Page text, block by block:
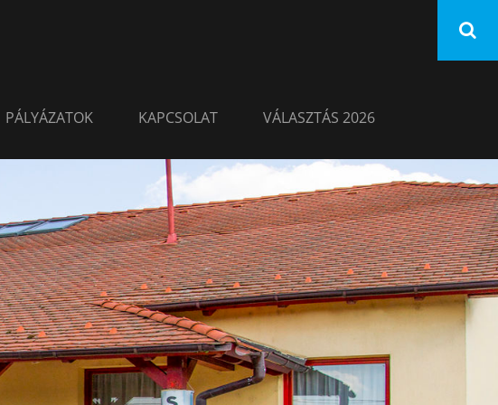
PÁLYÁZATOK KAPCSOLAT VÁLASZTÁS 2026